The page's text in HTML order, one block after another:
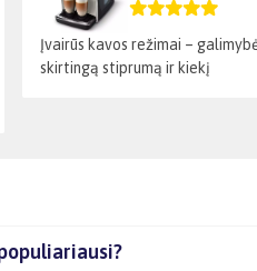
Įvairūs kavos režimai –
skirtingą stiprumą ir kiekį